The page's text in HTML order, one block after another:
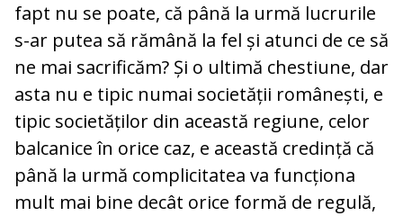
fapt nu se poate, că până la urmă lucrurile
s-ar putea să rămână la fel și atunci de ce să
ne mai sacrificăm? Și o ultimă chestiune, dar
asta nu e tipic numai societății românești, e
tipic societăților din această regiune, celor
balcanice în orice caz, e această credință că
până la urmă complicitatea va funcționa
mult mai bine decât orice formă de regulă,